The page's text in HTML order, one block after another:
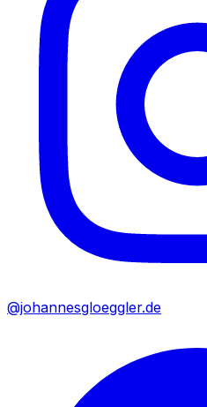
@johannesgloeggler.de